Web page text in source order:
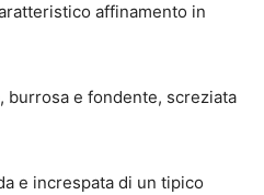
affinamento in
burrosa e fondente, screziata
e increspata di un tipico